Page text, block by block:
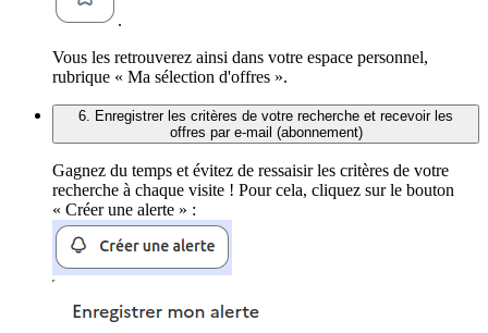
.
Vous les retrouverez ainsi dans votre espace personnel,
rubrique « Ma sélection d'offres ».
6. Enregistrer les critères de votre recherche et recevoir les
offres par e-mail (abonnement)
Gagnez du temps et évitez de ressaisir les critères de votre
recherche à chaque visite ! Pour cela, cliquez sur le bouton
« Créer une alerte » :